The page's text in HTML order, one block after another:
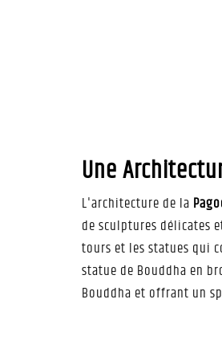
Une
L'architecture de la
de sculptures délicates
tours et les statues qui
statue de Bouddha en
Bouddha et offrant un